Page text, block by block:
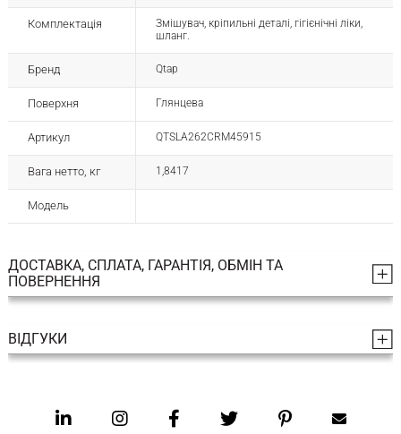
Комплектація
Змішувач, кріпильні деталі, гігієнічні ліки,
шланг.
Бренд Qtap
Поверхня Глянцева
Артикул QTSLA262CRM45915
Вага нетто, кг 1,8417
Модель
ДОСТАВКА, СПЛАТА, ГАРАНТІЯ, ОБМІН ТА
ПОВЕРНЕННЯ
ВІДГУКИ